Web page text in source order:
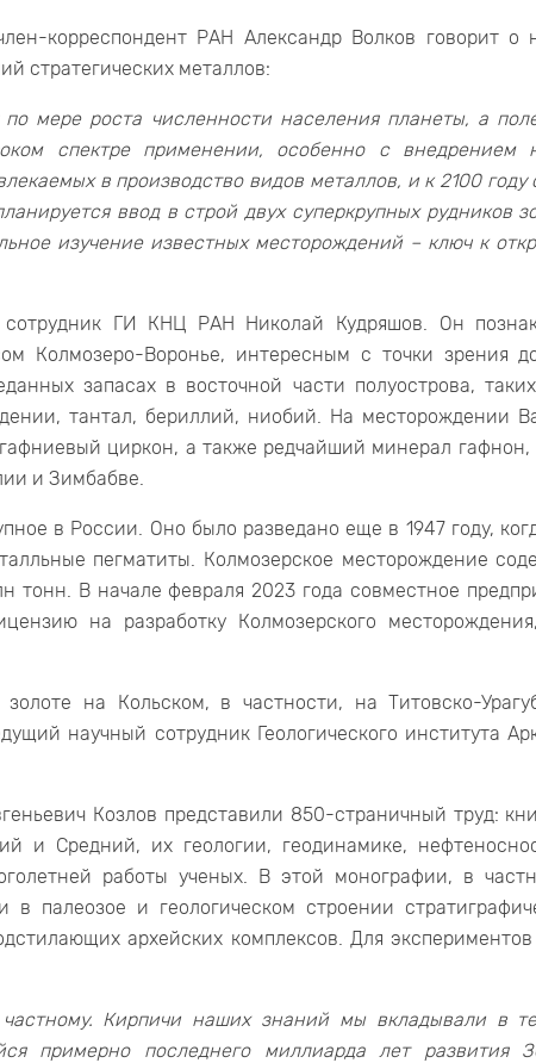
корреспондент РАН Александр Волков говорит о
стратегических металлов:
мере роста численности населения планеты, а
спектре применении, особенно с внедрением
в производство видов металлов, и к 2100 году
ввод в строй двух суперкрупных рудников
изучение известных месторождений – ключ к
ГИ КНЦ РАН Николай Кудряшов. Он
Колмозеро-Воронье, интересным с точки зрения
запасах в восточной части полуострова,
тантал, бериллий, ниобий. На месторождении
циркон, а также редчайший минерал гафнон,
и Зимбабве.
в России. Оно было разведано еще в 1947 году,
пегматиты. Колмозерское месторождение
тонн. В начале февраля 2023 года совместное
на разработку Колмозерского
на Кольском, в частности, на Титовско-
научный сотрудник Геологического института
Козлов представили 850-страничный труд:
и Средний, их геологии, геодинамике,
работы ученых. В этой монографии, в
палеозое и геологическом строении
архейских комплексов. Для
Кирпичи наших знаний мы вкладывали в
примерно последнего миллиарда лет развития